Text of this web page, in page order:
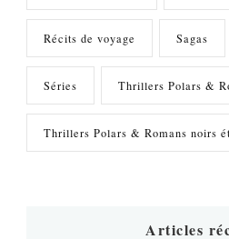
Récits de voyage Sagas
Séries Thrillers Polars &
Thrillers Polars & Romans noirs
Articles